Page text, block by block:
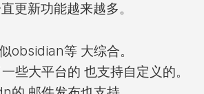
更新功能越来越多。
obsidian等 大综合。
些大平台的 也支持自定义的。